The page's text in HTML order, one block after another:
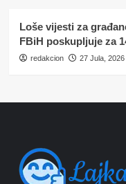
Loše vijesti za
FBiH poskupljuje za
redakcion 27 Jula, 2026